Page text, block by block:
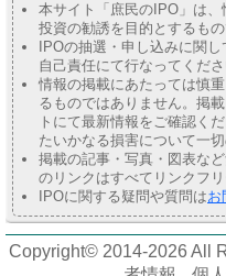
本サイト「庶民のIPO」は
投資の勧誘を目的とするもの
IPOの抽選・申し込みに関
自己責任にて行なってくださ
情報の掲載にあたっては慎
るものではありません。掲
トにて最新情報をご確認く
たいかなる損害について一
掲載の記事・写真・図表な
のリンクはすべてリンクフリ
IPOに関する疑問や質問はお
Copyright© 2014-2026 All